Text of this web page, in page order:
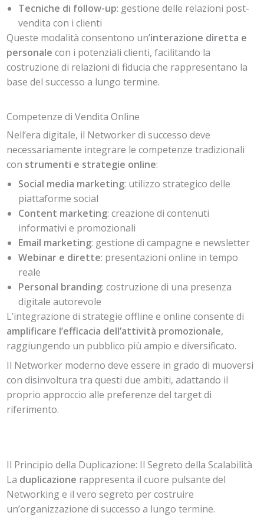
Tecniche di follow-up: gestione delle relazioni post-
vendita con i clienti
Queste modalità consentono un’interazione diretta e
personale con i potenziali clienti, facilitando la
costruzione di relazioni di fiducia che rappresentano la
base del successo a lungo termine.
Competenze di Vendita Online
Nell’era digitale, il Networker di successo deve
necessariamente integrare le competenze tradizionali
con strumenti e strategie online:
Social media marketing: utilizzo strategico delle
piattaforme social
Content marketing: creazione di contenuti
informativi e promozionali
Email marketing: gestione di campagne e newsletter
Webinar e dirette: presentazioni online in tempo
reale
Personal branding: costruzione di una presenza
digitale autorevole
L’integrazione di strategie offline e online consente di
amplificare l’efficacia dell’attività promozionale,
raggiungendo un pubblico più ampio e diversificato.
Il Networker moderno deve essere in grado di muoversi
con disinvoltura tra questi due ambiti, adattando il
proprio approccio alle preferenze del target di
riferimento.
Il Principio della Duplicazione: Il Segreto della Scalabilità
La duplicazione rappresenta il cuore pulsante del
Networking e il vero segreto per costruire
un’organizzazione di successo a lungo termine.